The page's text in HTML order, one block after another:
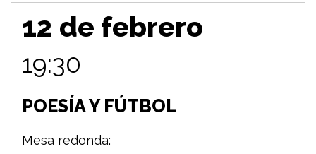
12 de febrero
19:30
POESÍA Y FÚTBOL
Mesa redonda: